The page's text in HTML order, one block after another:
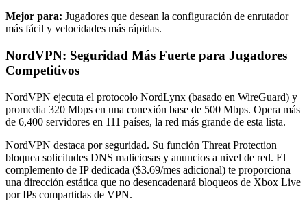
Mejor para: Jugadores que desean la configuración de enrutador
más fácil y velocidades más rápidas.
NordVPN: Seguridad Más Fuerte para Jugadores
Competitivos
NordVPN ejecuta el protocolo NordLynx (basado en WireGuard) y
promedia 320 Mbps en una conexión base de 500 Mbps. Opera más
de 6,400 servidores en 111 países, la red más grande de esta lista.
NordVPN destaca por seguridad. Su función Threat Protection
bloquea solicitudes DNS maliciosas y anuncios a nivel de red. El
complemento de IP dedicada ($3.69/mes adicional) te proporciona
una dirección estática que no desencadenará bloqueos de Xbox Live
por IPs compartidas de VPN.